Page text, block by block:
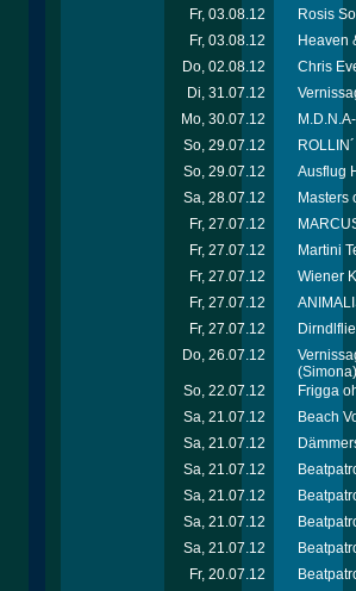
Fr, 03.08.12
Rosis
Fr, 03.08.12
Heaven
Do, 02.08.12
Chris
Di, 31.07.12
Mo, 30.07.12
So, 29.07.12
So, 29.07.12
Ausflug
Sa, 28.07.12
Masters
Fr, 27.07.12
Fr, 27.07.12
Martini
Fr, 27.07.12
Wiener
Fr, 27.07.12
Fr, 27.07.12
Do, 26.07.12
(Simona)
So, 22.07.12
Frigga
Sa, 21.07.12
Beach
Sa, 21.07.12
Sa, 21.07.12
Sa, 21.07.12
Sa, 21.07.12
Sa, 21.07.12
Fr, 20.07.12